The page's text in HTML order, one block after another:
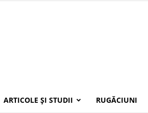
ARTICOLE ŞI STUDII RUGĂCIUNI